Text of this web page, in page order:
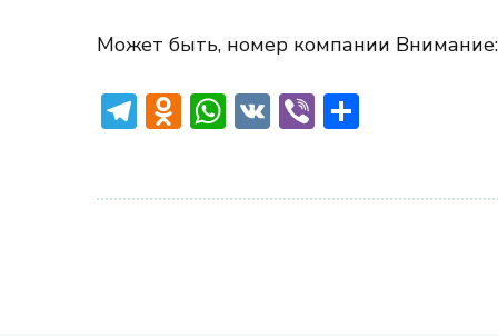
Может быть, номер компании
Telegram
Odnoklassniki
WhatsApp
VKViber